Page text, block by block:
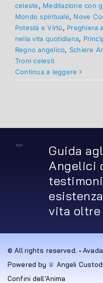
celeste, Meditazione con
Mondo spirituale, Nove
Potestà e Virtù, Preghiera
nella vita quotidiana,
Regno angelico, Schiere
Troni celesti
Continua a leggere
Guida
Angelici
vita oltre
© All rights reserved. •
Powered by ♕ Angeli
Confini dell’Anima